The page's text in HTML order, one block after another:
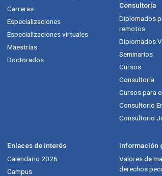
Carreras
Especializaciones
Especializaciones virtuales
Maestrías
Doctorados
Consultoría
Diplomados
remotos
Diplomados
Seminarios
Cursos
Consultoría
Cursos para
Consultorio
Consultorio
Enlaces de interés
Calendario 2026
Campus
Información
Valores de
derechos